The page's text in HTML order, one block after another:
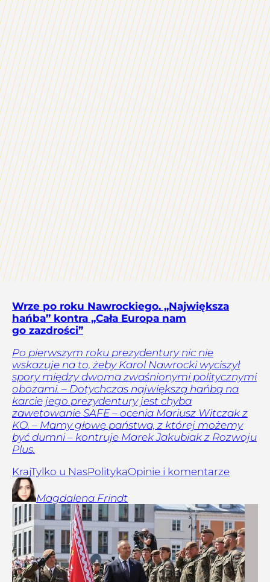
Wrze po roku Nawrockiego. „Największa
hańba” kontra „Cała Europa nam
go zazdrości”
Po pierwszym roku prezydentury nic nie
wskazuje na to, żeby Karol Nawrocki wyciszył
spory między dwoma zwaśnionymi politycznymi
obozami. – Dotychczas największą hańbą na
karcie jego prezydentury jest chyba
zawetowanie SAFE – ocenia Mariusz Witczak z
KO. – Mamy głowę państwa, z której możemy
być dumni – kontruje Marek Jakubiak z Rozwoju
Plus.
KrajTylko u NasPolitykaOpinie i komentarze
Magdalena Frindt